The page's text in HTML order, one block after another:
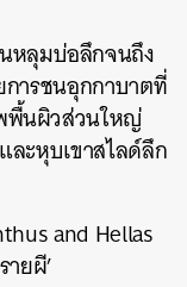
หลุมบ่อลึกจนถึง
การชนอุกกาบาตที่
พื้นผิวส่วนใหญ่
ละหุบเขาสไลด์ลึก
and Hellas
ยผี’